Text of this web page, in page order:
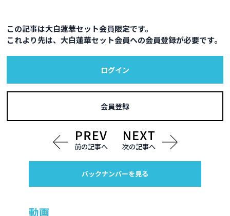
この記事は大白蓮華セット会員限定です。
これより先は、大白蓮華セット会員への会員登録が必要です。
ログイン
会員登録
前の記事へ 次の記事へ
バックナンバーを見る
動画